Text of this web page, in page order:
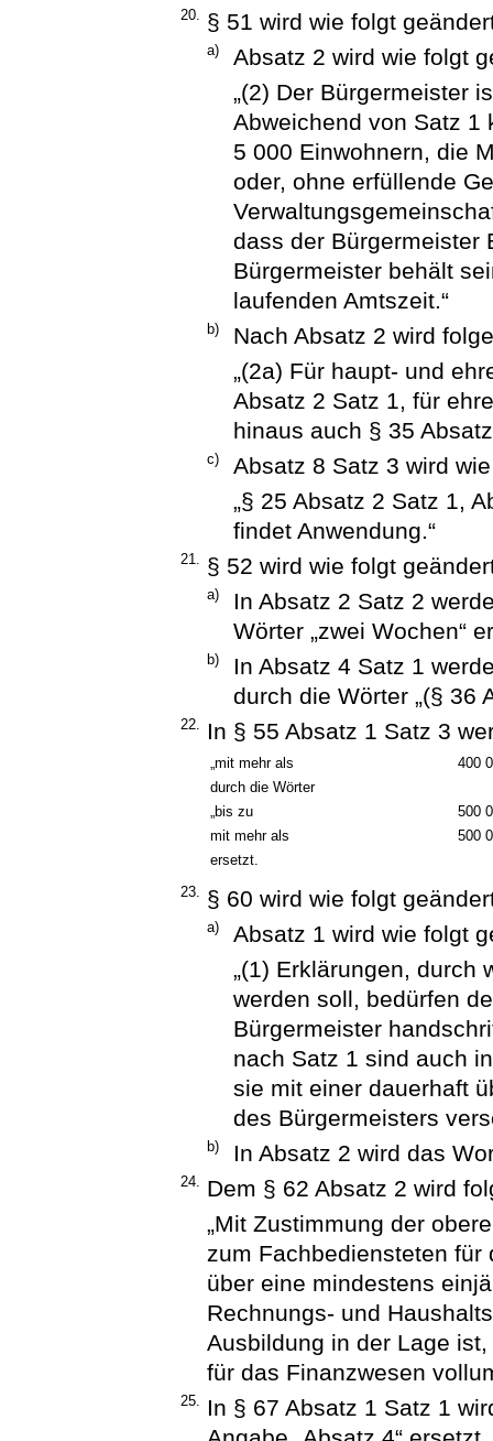
20. § 51 wird wie folgt
a)
Absatz 2 wird wie folgt
„(2) Der Bürgermeister
Abweichend von Satz 1
5 000 Einwohnern, die
oder, ohne erfüllende
dass der Bürgermeister
Bürgermeister behält
laufenden Amtszeit.“
b)
Nach Absatz 2 wird
„(2a) Für haupt- und
Absatz 2 Satz 1, für
hinaus auch § 35
c)
Absatz 8 Satz 3 wird
„§ 25 Absatz 2 Satz 1,
findet Anwendung.“
21. § 52 wird wie folgt
a)
In Absatz 2 Satz 2
Wörter „zwei Wochen“
b)
In Absatz 4 Satz 1
durch die Wörter „(§ 36
22. In § 55 Absatz 1 Satz 3
„mit mehr als
400
durch die Wörter
„bis zu
500
mit mehr als
500
ersetzt.
23.
§ 60 wird wie folgt
a)
Absatz 1 wird wie folgt
„(1) Erklärungen, durch
werden soll, bedürfen
Bürgermeister
nach Satz 1 sind auch
sie mit einer dauerhaft
des Bürgermeisters
b) In Absatz 2 wird das
24.
Dem § 62 Absatz 2 wird
„Mit Zustimmung der
zum Fachbediensteten für
über eine mindestens
Rechnungs- und
Ausbildung in der Lage
für das Finanzwesen
25.
In § 67 Absatz 1 Satz 1